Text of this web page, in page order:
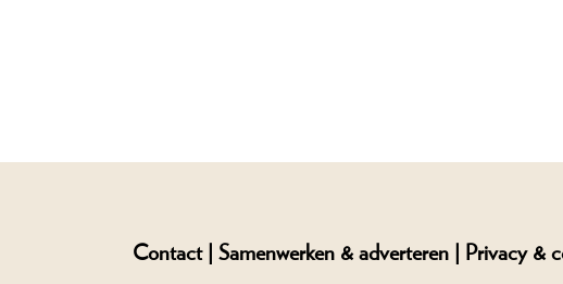
Contact | Samenwerken & adverteren | Privacy &